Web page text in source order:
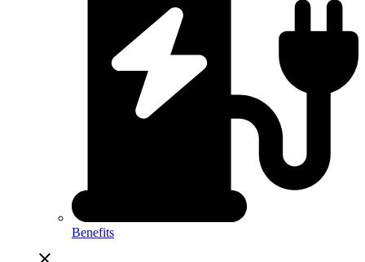
Benefits